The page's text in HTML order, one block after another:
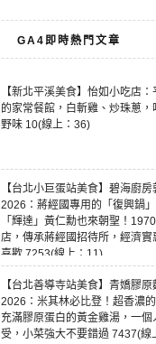
GA4即時熱門文章
【新北平溪美食】怡如小吃店
的家常餐館，白斬雞、炒珠蔥，
野味 10(線上：36)
【台北小巨蛋站美食】碧海廚房
2026：蔣經國專用的「復興鍋」
「輝達」黃仁勳也來朝聖！
店，傳承蔣經國招待所，經濟實
喜歡 7253(線上：11)
【台北善導寺站美食】青嬌膠原
2026：米其林必比登！超香濃的
充滿膠原蛋白的黃金雞湯，一個
受，小菜強大不要錯過 7437(線